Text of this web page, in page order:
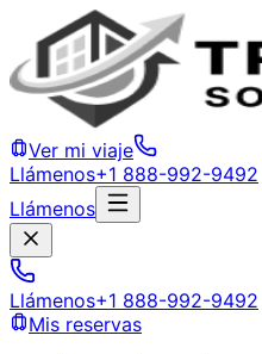
Ver mi viaje
Llámenos+1 888-992-9492
Llámenos
Llámenos+1 888-992-9492
Mis reservas